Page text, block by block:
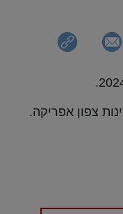
צפון אפריקה.